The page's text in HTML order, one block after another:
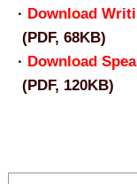
· Download
(PDF, 68KB)
· Download
(PDF, 120KB)